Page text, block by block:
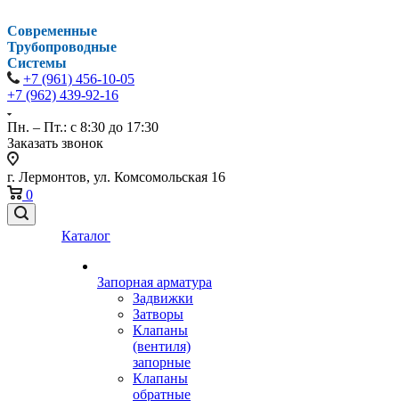
Современные
Трубопроводные
Системы
+7 (961) 456-10-05
+7 (962) 439-92-16
Пн. – Пт.: с 8:30 до 17:30
Заказать звонок
г. Лермонтов, ул. Комсомольская 16
0
Каталог
Запорная арматура
Задвижки
Затворы
Клапаны
(вентиля)
запорные
Клапаны
обратные